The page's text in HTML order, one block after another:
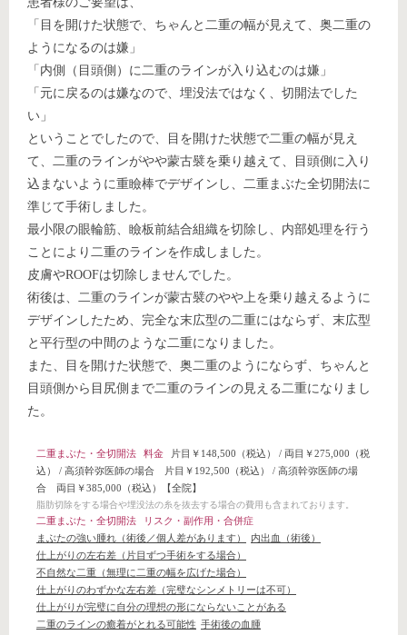
「目を開けた状態で、ちゃんと二重の幅が見えて、奥二重の
ようになるのは嫌」
「内側（目頭側）に二重のラインが入り込むのは嫌」
「元に戻るのは嫌なので、埋没法ではなく、切開法でした
い」
ということでしたので、目を開けた状態で二重の幅が見え
て、二重のラインがやや蒙古襞を乗り越えて、目頭側に入り
込まないように重瞼棒でデザインし、二重まぶた全切開法に
準じて手術しました。
最小限の眼輪筋、瞼板前結合組織を切除し、内部処理を行う
ことにより二重のラインを作成しました。
皮膚やROOFは切除しませんでした。
術後は、二重のラインが蒙古襞のやや上を乗り越えるように
デザインしたため、完全な末広型の二重にはならず、末広型
と平行型の中間のような二重になりました。
また、目を開けた状態で、奥二重のようにならず、ちゃんと
目頭側から目尻側まで二重のラインの見える二重になりまし
た。
二重まぶた・全切開法 料金 片目￥148,500（税込） / 両目￥275,000（税
込）
/ 高須幹弥医師の場合 片目￥192,500（税込） / 高須幹弥医師の場
合 両目￥385,000（税込）
【全院】
脂肪切除をする場合や埋没法の糸を抜去する場合の費用も含まれております。
二重まぶた・全切開法
リスク・副作用・合併症
まぶたの強い腫れ（術後／個人差があります）
内出血（術後）
仕上がりの左右差（片目ずつ手術をする場合）
不自然な二重（無理に二重の幅を広げた場合）
仕上がりのわずかな左右差（完璧なシンメトリーは不可）
仕上がりが完璧に自分の理想の形にならないことがある
二重のラインの癒着がとれる可能性 手術後の血腫